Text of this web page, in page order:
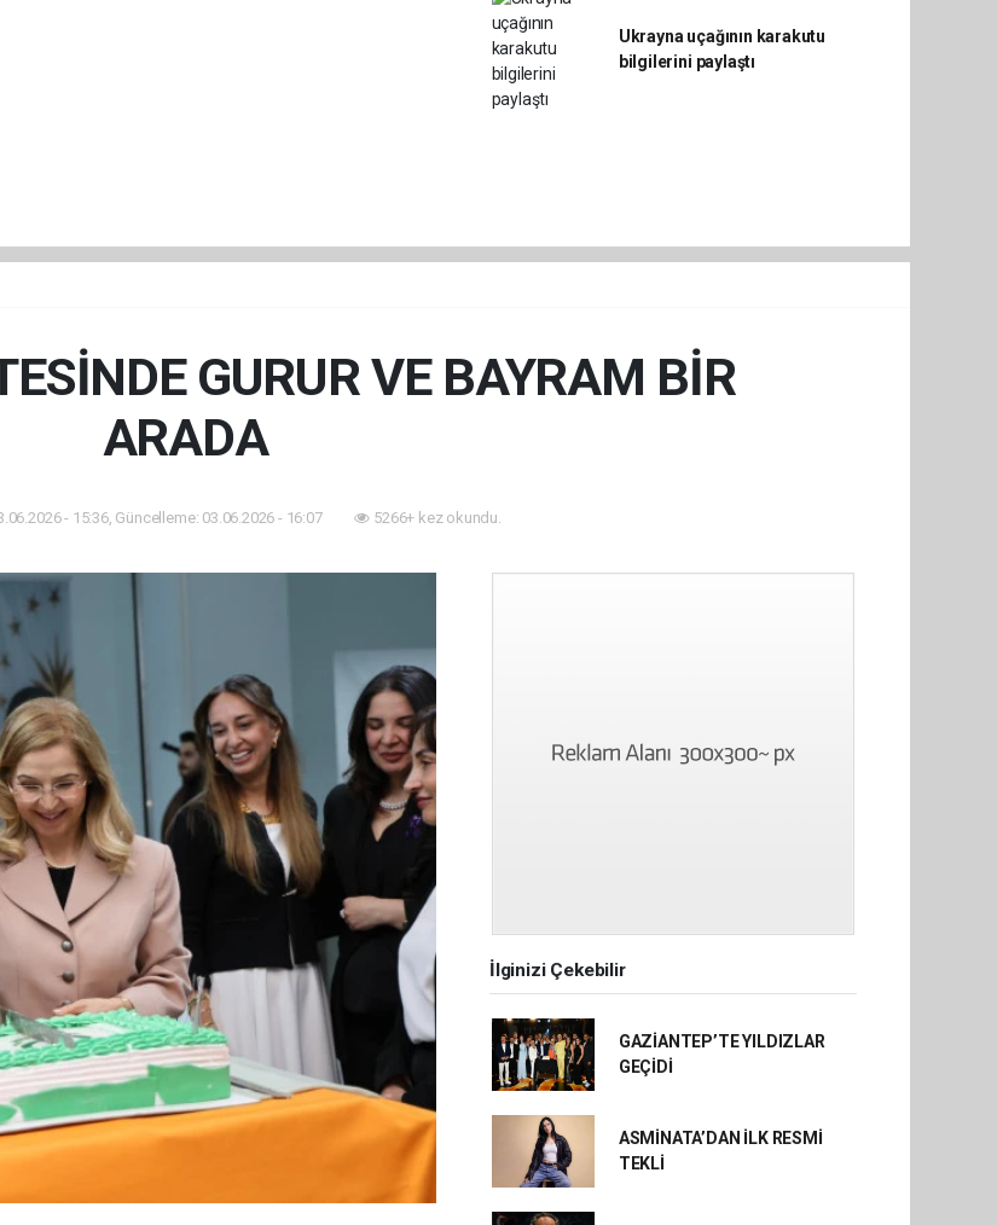
Ukrayna uçağının karakutu
bilgilerini paylaştı
GURUR VE BAYRAM BİR
ARADA
- 15:36, Güncelleme: 03.06.2026 - 16:07 5266+ kez okundu.
İlginizi Çekebilir
GAZİANTEP’TE YILDIZLAR
GEÇİDİ
ASMİNATA’DAN İLK RESMİ
TEKLİ